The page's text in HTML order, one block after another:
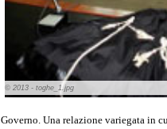
© 2013 - toghe_1.jpg
Governo. Una relazione variegata in